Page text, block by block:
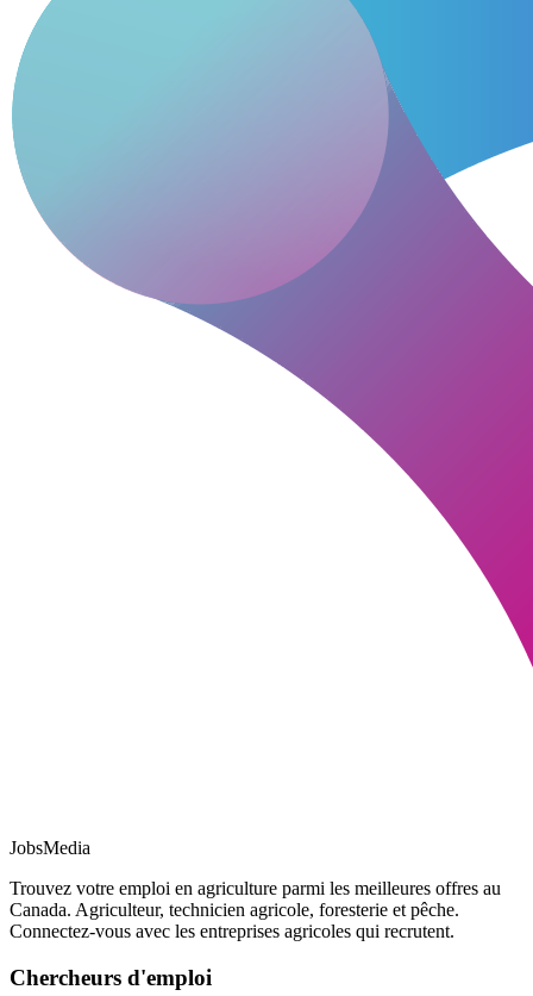
JobsMedia
Trouvez votre emploi en agriculture parmi les meilleures offres au
Canada. Agriculteur, technicien agricole, foresterie et pêche.
Connectez-vous avec les entreprises agricoles qui recrutent.
Chercheurs d'emploi